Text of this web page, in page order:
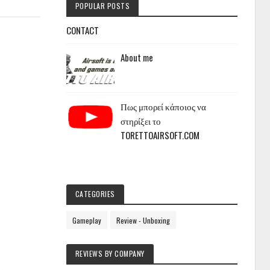
POPULAR POSTS
CONTACT
About me
Πως μπορεί κάποιος να
στηρίξει το
TORETTOAIRSOFT.COM
CATEGORIES
Gameplay Review - Unboxing
REVIEWS BY COMPANY